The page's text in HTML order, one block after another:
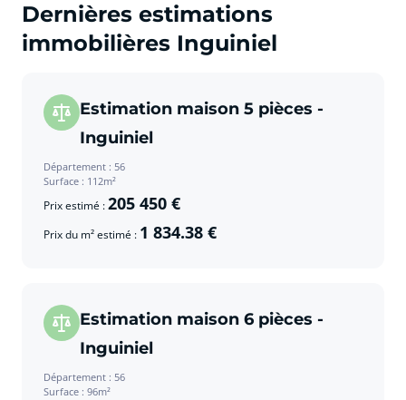
Dernières estimations
immobilières Inguiniel
Estimation maison 5 pièces -
Inguiniel
Département : 56
Surface : 112m²
Prix estimé :205 450 €
Prix du m² estimé : 1 834.38 €
Estimation maison 6 pièces -
Inguiniel
Département : 56
Surface : 96m²